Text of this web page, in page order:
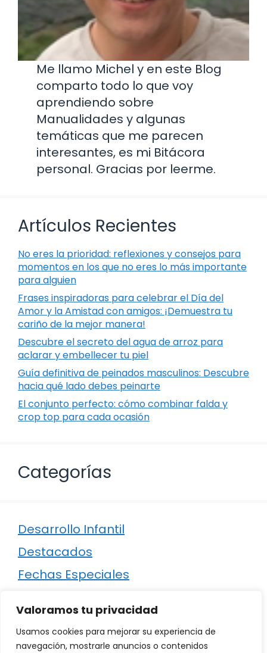
Valoramos tu privacidad
Usamos cookies para mejorar su experiencia de
navegación, mostrarle anuncios o contenidos
Me llamo Michel y en este Blog
comparto todo lo que voy
aprendiendo sobre
Manualidades y algunas
temáticas que me parecen
interesantes, es mi Bitácora
personal. Gracias por leerme.
Artículos Recientes
No eres la prioridad: reflexiones y consejos para
momentos en los que no eres lo más importante
para alguien
Frases inspiradoras para celebrar el Día del
Amor y la Amistad con amigos: ¡Demuestra tu
cariño de la mejor manera!
Descubre el secreto del agua de arroz para
aclarar y embellecer tu piel
Guía definitiva de peinados masculinos: Descubre
hacia qué lado debes peinarte
El conjunto perfecto: cómo combinar falda y
crop top para cada ocasión
Categorías
Desarrollo Infantil
Destacados
Fechas Especiales
Regalos